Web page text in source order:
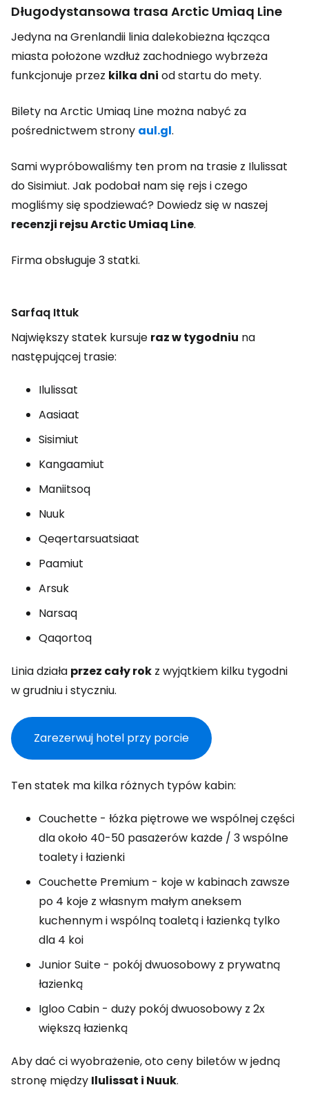
Długodystansowa trasa Arctic Umiaq Line
Jedyna na Grenlandii linia dalekobieżna łącząca
miasta położone wzdłuż zachodniego wybrzeża
funkcjonuje przez kilka dni od startu do mety.
Bilety na Arctic Umiaq Line można nabyć za
pośrednictwem strony aul.gl.
Sami wypróbowaliśmy ten prom na trasie z Ilulissat
do Sisimiut. Jak podobał nam się rejs i czego
mogliśmy się spodziewać? Dowiedz się w naszej
recenzji rejsu Arctic Umiaq Line.
Firma obsługuje 3 statki.
Sarfaq Ittuk
Największy statek kursuje raz w tygodniu na
następującej trasie:
Ilulissat
Aasiaat
Sisimiut
Kangaamiut
Maniitsoq
Nuuk
Qeqertarsuatsiaat
Paamiut
Arsuk
Narsaq
Qaqortoq
Linia działa przez cały rok z wyjątkiem kilku tygodni
w grudniu i styczniu.
Zarezerwuj hotel przy porcie
Ten statek ma kilka różnych typów kabin:
Couchette - łóżka piętrowe we wspólnej części
dla około 40-50 pasażerów każde / 3 wspólne
toalety i łazienki
Couchette Premium - koje w kabinach zawsze
po 4 koje z własnym małym aneksem
kuchennym i wspólną toaletą i łazienką tylko
dla 4 koi
Junior Suite - pokój dwuosobowy z prywatną
łazienką
Igloo Cabin - duży pokój dwuosobowy z 2x
większą łazienką
Aby dać ci wyobrażenie, oto ceny biletów w jedną
stronę między Ilulissat i Nuuk.